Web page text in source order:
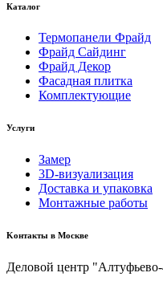
Каталог
Термопанели Фрайд
Фрайд Сайдинг
Фрайд Декор
Фасадная плитка
Комплектующие
Услуги
Замер
3D-визуализация
Доставка и упаковка
Монтажные работы
Kонтакты в Москве
Деловой центр